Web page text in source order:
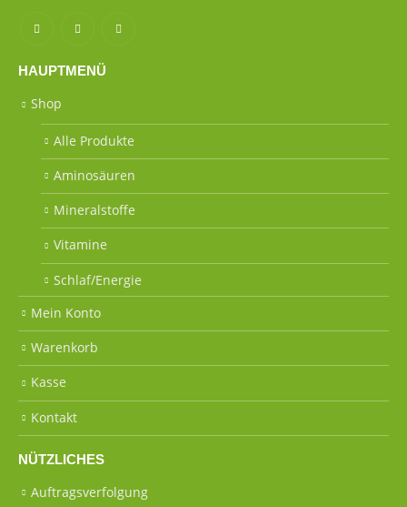
HAUPTMENÜ
Shop
Alle Produkte
Aminosäuren
Mineralstoffe
Vitamine
Schlaf/Energie
Mein Konto
Warenkorb
Kasse
Kontakt
NÜTZLICHES
Auftragsverfolgung